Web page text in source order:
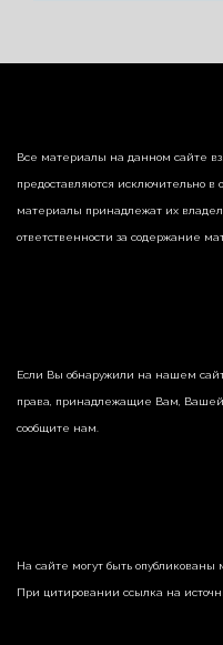
Все материалы на данном сайте
предоставляются исключительно
материалы принадлежат их
ответственности за содержание
Если Вы обнаружили на нашем
права, принадлежащие Вам, Вашей
сообщите нам.
На сайте могут быть опубликованы
При цитировании ссылка на